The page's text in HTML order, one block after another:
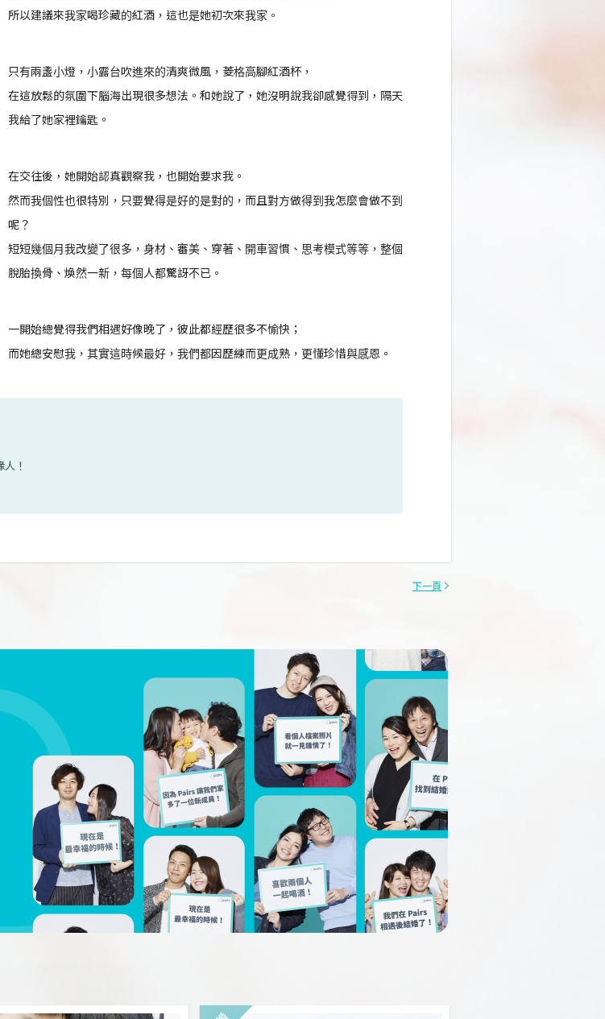
所以建議來我家喝珍藏的紅酒，這也是她初次來我家。
只有兩盞小燈，小露台吹進來的清爽微風，菱格高腳紅酒杯，
在這放鬆的氛圍下腦海出現很多想法。和她說了，她沒明說我卻感覺得到，隔天
我給了她家裡鑰匙。
在交往後，她開始認真觀察我，也開始要求我。
然而我個性也很特別，只要覺得是好的是對的，而且對方做得到我怎麼會做不到
呢？
短短幾個月我改變了很多，身材、審美、穿著、開車習慣、思考模式等等，整個
脫胎換骨、煥然一新，每個人都驚訝不已。
一開始總覺得我們相遇好像晚了，彼此都經歷很多不愉快；
而她總安慰我，其實這時候最好，我們都因歷練而更成熟，更懂珍惜與感恩。
！
下一頁